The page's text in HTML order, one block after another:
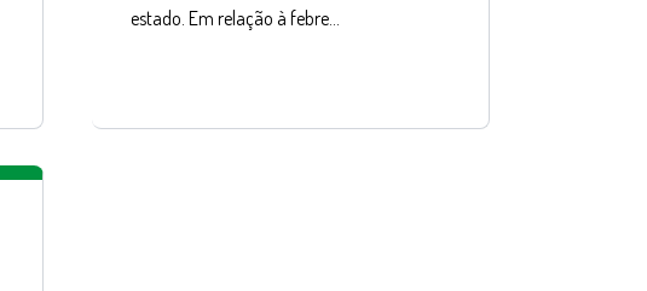
estado. Em relação à febre…